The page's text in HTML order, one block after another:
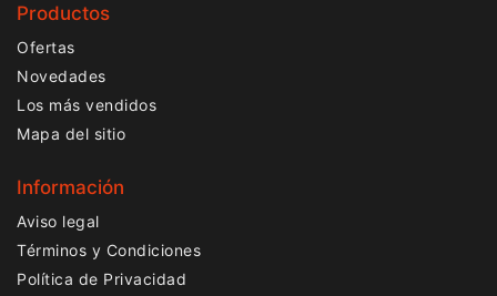
Productos
Ofertas
Novedades
Los más vendidos
Mapa del sitio
Información
Aviso legal
Términos y Condiciones
Política de Privacidad